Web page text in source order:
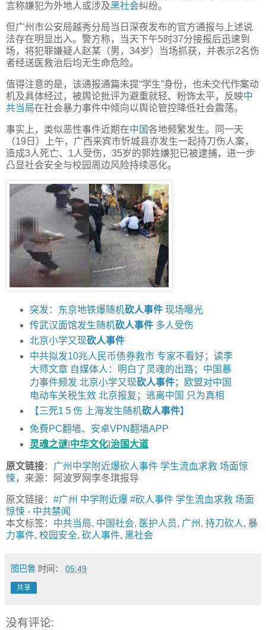
言称嫌犯为外地人或涉及黑社会纠纷。
但广州市公安局越秀分局当日深夜发布的官方通报与上述说
法存在明显出入。警方称，当天下午5时37分接报后迅速到
场，将犯罪嫌疑人赵某（男，34岁）当场抓获，并表示2名伤
者经送医救治后均无生命危险。
值得注意的是，该通报通篇未提“学生”身份，也未交代作案动
机及具体经过，被舆论批评为避重就轻、粉饰太平，反映中
共当局在社会暴力事件中倾向以舆论管控降低社会震荡。
事实上，类似恶性事件近期在中国各地频繁发生。同一天
（19日）上午，广西来宾市忻城县亦发生一起持刀伤人案，
造成3人死亡、1人受伤，35岁的郭姓嫌犯已被逮捕，进一步
凸显社会安全与校园周边风险持续恶化。
突发：东京地铁爆随机砍人事件现场曝光
传武汉面馆发生随机砍人事件多人受伤
北京小学又现砍人事件
中共拟发10兆人民币债券救市 专家不看好；读李
大师文章 自媒体人：明白了灵魂的出路；中国暴
力事件频发 北京小学又现砍人事件；欧盟对中国
电动车关税生效 北京报复；逃离中国 只为真相
【三死1５伤 上海发生随机砍人事件】
免费PC翻墙、安卓VPN翻墙APP
灵魂之谜| 中华文化| 治国大道
原文链接： 广州中学附近爆砍人事件 学生流血求救 场面惊
悚，来源：阿波罗网李冬琪报导
原文链接： #广州 中学附近爆 #砍人事件 学生流血求救 场面
惊悚 - 中共禁闻
本文标签： 中共当局, 中国社会, 医护人员, 广州 , 持刀砍人, 暴
力事件, 校园安全, 砍人事件, 黑社会
图巴鲁 时间： 05:49
共享
没有评论: